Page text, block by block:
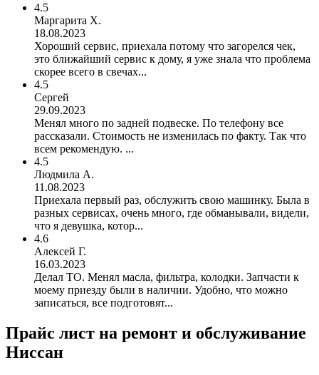
4.5
Маргарита Х.
18.08.2023
Хороший сервис, приехала потому что загорелся чек,
это ближайший сервис к дому, я уже знала что проблема
скорее всего в свечах...
4.5
Сергей
29.09.2023
Менял много по задней подвеске. По телефону все
рассказали. Стоимость не изменилась по факту. Так что
всем рекомендую. ...
4.5
Людмила А.
11.08.2023
Приехала первый раз, обслужить свою машинку. Была в
разных сервисах, очень много, где обманывали, видели,
что я девушка, котор...
4.6
Алексей Г.
16.03.2023
Делал ТО. Менял масла, фильтра, колодки. Запчасти к
моему приезду были в наличии. Удобно, что можно
записаться, все подготовят...
Прайс лист на ремонт и обслуживание
Ниссан